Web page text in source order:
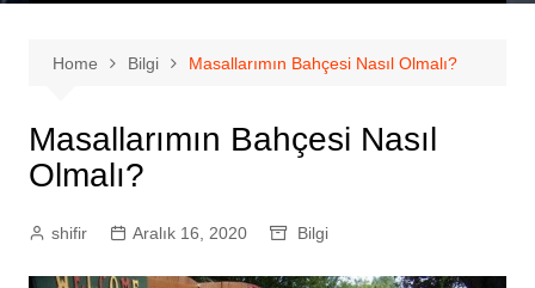
Home Bilgi Masallarımın Bahçesi Nasıl Olmalı?
Masallarımın Bahçesi Nasıl
Olmalı?
shifir Aralık 16, 2020 Bilgi